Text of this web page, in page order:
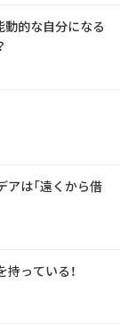
動的な自分になる
アは「遠くから借
持っている！